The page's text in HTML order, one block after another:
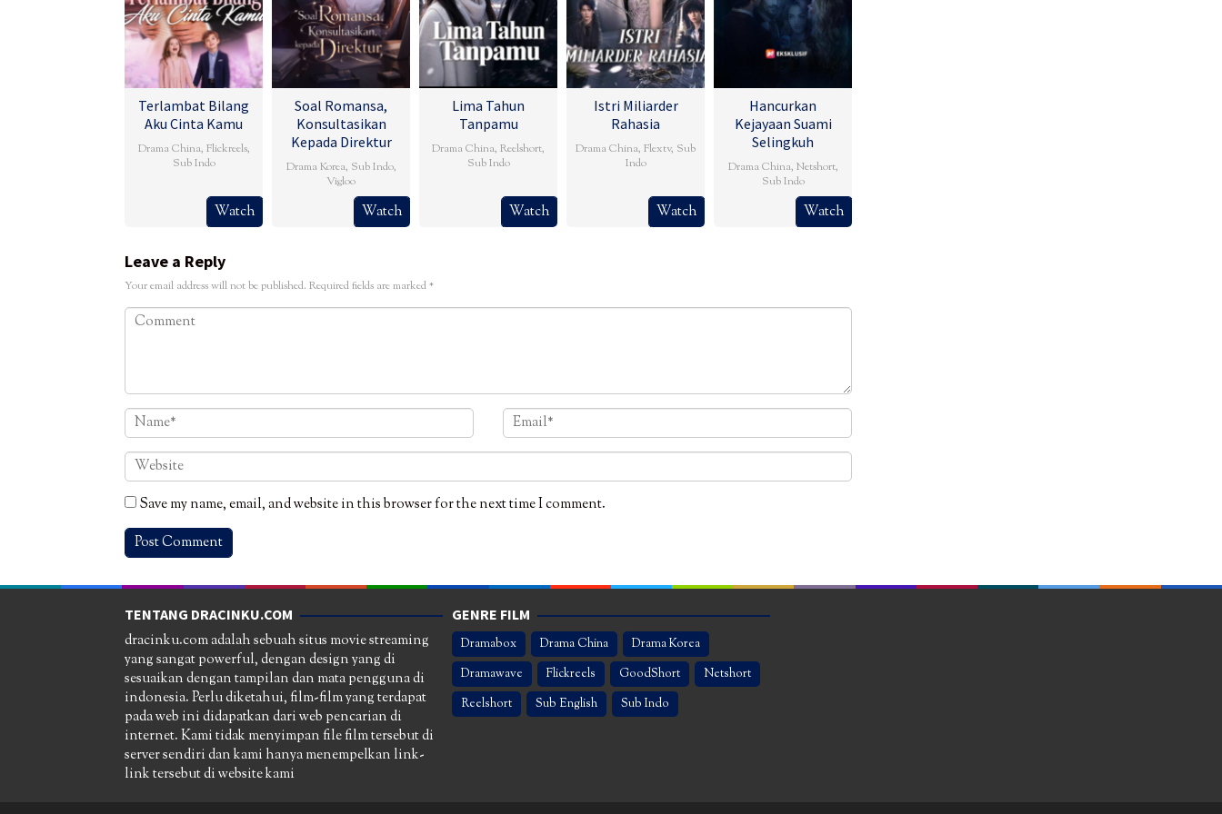
Terlambat Bilang
Aku Cinta Kamu
Drama China, Flickreels,
Sub Indo
Watch
Soal Romansa,
Konsultasikan
Kepada Direktur
Drama Korea, Sub Indo,
Vigloo
Watch
Lima Tahun
Tanpamu
Drama China, Reelshort,
Sub Indo
Watch
Istri Miliarder
Rahasia
Drama China, Flextv, Sub
Indo
Watch
Hancurkan
Kejayaan Suami
Selingkuh
Drama China, Netshort,
Sub Indo
Watch
Leave a Reply
Your email address will not be published. Required fields are marked*
Save my name, email, and website in this browser for the next time I comment.
TENTANG DRACINKU.COM
dracinku.com adalah sebuah situs movie streaming
yang sangat powerful, dengan design yang di
sesuaikan dengan tampilan dan mata pengguna di
indonesia. Perlu diketahui, film-film yang terdapat
pada web ini didapatkan dari web pencarian di
internet. Kami tidak menyimpan file film tersebut di
server sendiri dan kami hanya menempelkan link-
link tersebut di website kami
GENRE FILM
Dramabox Drama China
Drama Korea
Dramawave
Flickreels GoodShort
Netshort
Reelshort
Sub English Sub Indo